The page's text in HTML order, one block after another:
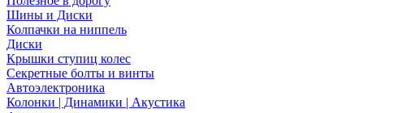
Шины и Диски
Колпачки на ниппель
Диски
Крышки ступиц колес
Секретные болты и винты
Автоэлектроника
Колонки | Динамики | Акустика